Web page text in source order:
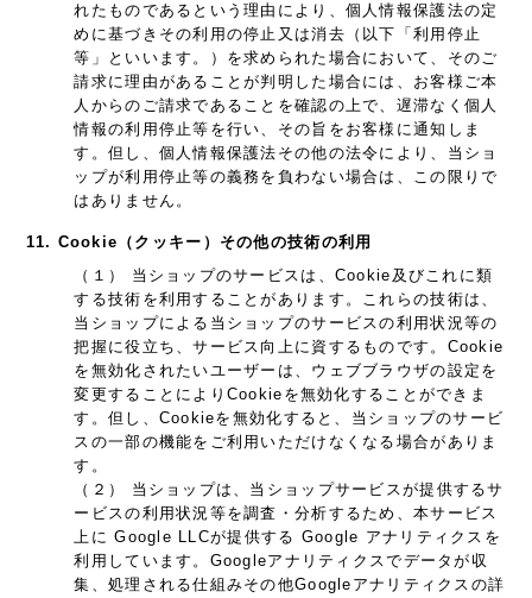
れたものであるという理由により、個人情報保護法の定
めに基づきその利用の停止又は消去（以下「利用停止
等」といいます。）を求められた場合において、そのご
請求に理由があることが判明した場合には、お客様ご本
人からのご請求であることを確認の上で、遅滞なく個人
情報の利用停止等を行い、その旨をお客様に通知しま
す。但し、個人情報保護法その他の法令により、当ショ
ップが利用停止等の義務を負わない場合は、この限りで
はありません。
11. Cookie（クッキー）その他の技術の利用
（１） 当ショップのサービスは、Cookie及びこれに類
する技術を利用することがあります。これらの技術は、
当ショップによる当ショップのサービスの利用状況等の
把握に役立ち、サービス向上に資するものです。Cookie
を無効化されたいユーザーは、ウェブブラウザの設定を
変更することによりCookieを無効化することができま
す。但し、Cookieを無効化すると、当ショップのサービ
スの一部の機能をご利用いただけなくなる場合がありま
す。
（２） 当ショップは、当ショップサービスが提供するサ
ービスの利用状況等を調査・分析するため、本サービス
上に Google LLCが提供する Google アナリティクスを
利用しています。Googleアナリティクスでデータが収
集、処理される仕組みその他Googleアナリティクスの詳